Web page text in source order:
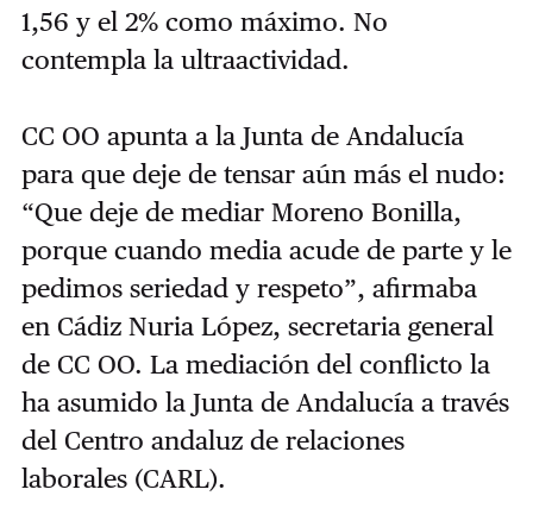
1,56 y el 2% como máximo. No
contempla la ultraactividad.
CC OO apunta a la Junta de Andalucía
para que deje de tensar aún más el nudo:
“Que deje de mediar Moreno Bonilla,
porque cuando media acude de parte y le
pedimos seriedad y respeto”, afirmaba
en Cádiz Nuria López, secretaria general
de CC OO. La mediación del conflicto la
ha asumido la Junta de Andalucía a través
del Centro andaluz de relaciones
laborales (CARL).